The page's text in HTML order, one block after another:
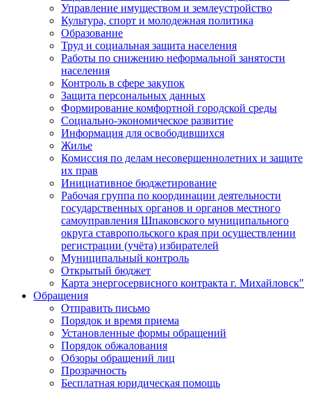
Управление имуществом и землеустройство
Культура, спорт и молодежная политика
Образование
Труд и социальная защита населения
Работы по снижению неформальной занятости
населения
Контроль в сфере закупок
Защита персональных данных
Формирование комфортной городской среды
Социально-экономическое развитие
Информация для освободившихся
Жилье
Комиссия по делам несовершеннолетних и защите
их прав
Инициативное бюджетирование
Рабочая группа по координации деятельности
государственных органов и органов местного
самоуправления Шпаковского муниципального
округа ставропольского края при осуществлении
регистрации (учёта) избирателей
Муниципальный контроль
Открытый бюджет
Карта энергосервисного контракта г. Михайловск"
Обращения
Отправить письмо
Порядок и время приема
Установленные формы обращений
Порядок обжалования
Обзоры обращений лиц
Прозрачность
Бесплатная юридическая помощь